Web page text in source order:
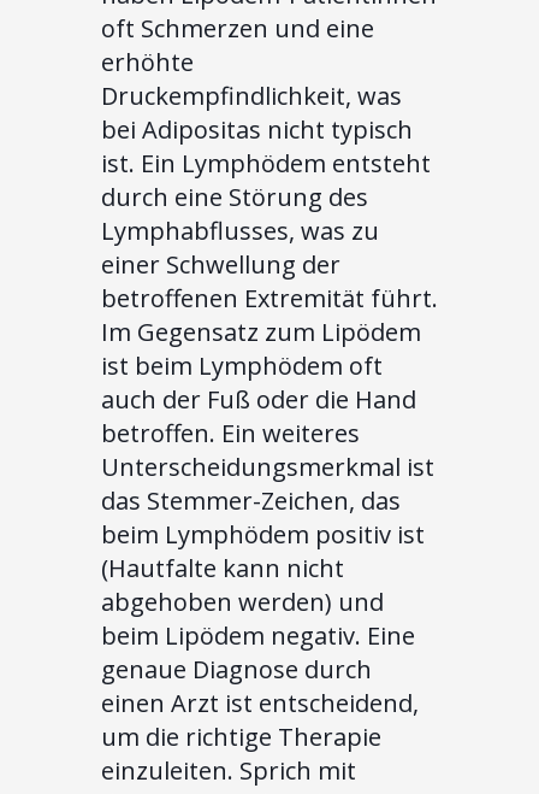
oft Schmerzen und eine
erhöhte
Druckempfindlichkeit, was
bei Adipositas nicht typisch
ist. Ein Lymphödem entsteht
durch eine Störung des
Lymphabflusses, was zu
einer Schwellung der
betroffenen Extremität führt.
Im Gegensatz zum Lipödem
ist beim Lymphödem oft
auch der Fuß oder die Hand
betroffen. Ein weiteres
Unterscheidungsmerkmal ist
das Stemmer-Zeichen, das
beim Lymphödem positiv ist
(Hautfalte kann nicht
abgehoben werden) und
beim Lipödem negativ. Eine
genaue Diagnose durch
einen Arzt ist entscheidend,
um die richtige Therapie
einzuleiten. Sprich mit